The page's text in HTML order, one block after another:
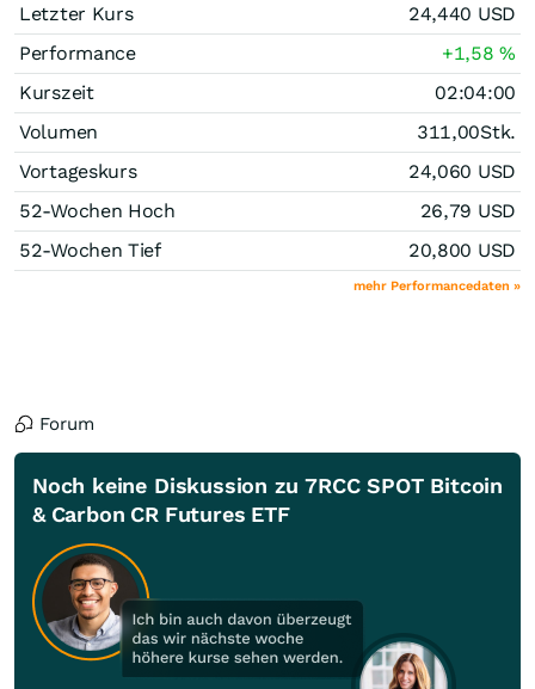
Letzter Kurs
24,440 USD
Performance
+1,58%
Kurszeit
02:04:00
Volumen
311,00Stk.
Vortageskurs
24,060 USD
52-Wochen Hoch
26,79 USD
52-Wochen Tief
20,800 USD
mehr Performancedaten »
Forum
Noch keine Diskussion zu 7RCC SPOT Bitcoin
& Carbon CR Futures ETF